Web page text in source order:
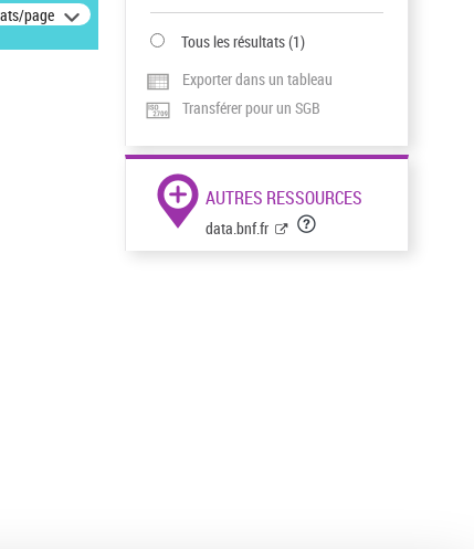
page
Tous les résultats(1)
Exporter dans un tableau
Transférer pour un SGB
AUTRES RESSOURCES
data.bnf.fr